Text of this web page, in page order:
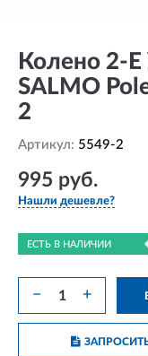
Колено 2-
SALMO
2
Артикул: 5549-2
995 руб.
Нашли дешевле?
ЕСТЬ В НАЛИЧИИ
− +